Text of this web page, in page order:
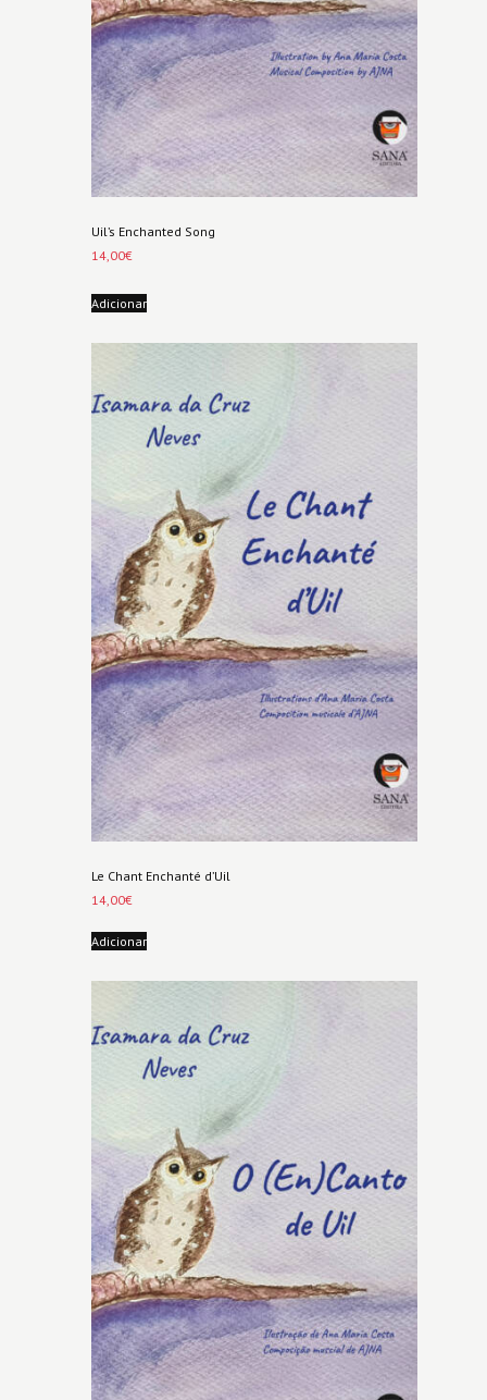
Uil’s Enchanted Song
14,00€
Adicionar
Le Chant Enchanté d’Uil
14,00€
Adicionar